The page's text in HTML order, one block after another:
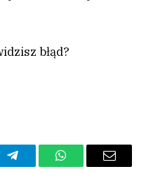
błąd?
TelegramWhatsAppEmail